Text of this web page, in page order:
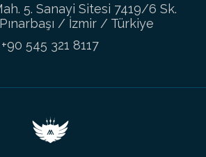
5. Sanayi Sitesi 7419/6 Sk.
/ İzmir / Türkiye
+90 545 321 8117